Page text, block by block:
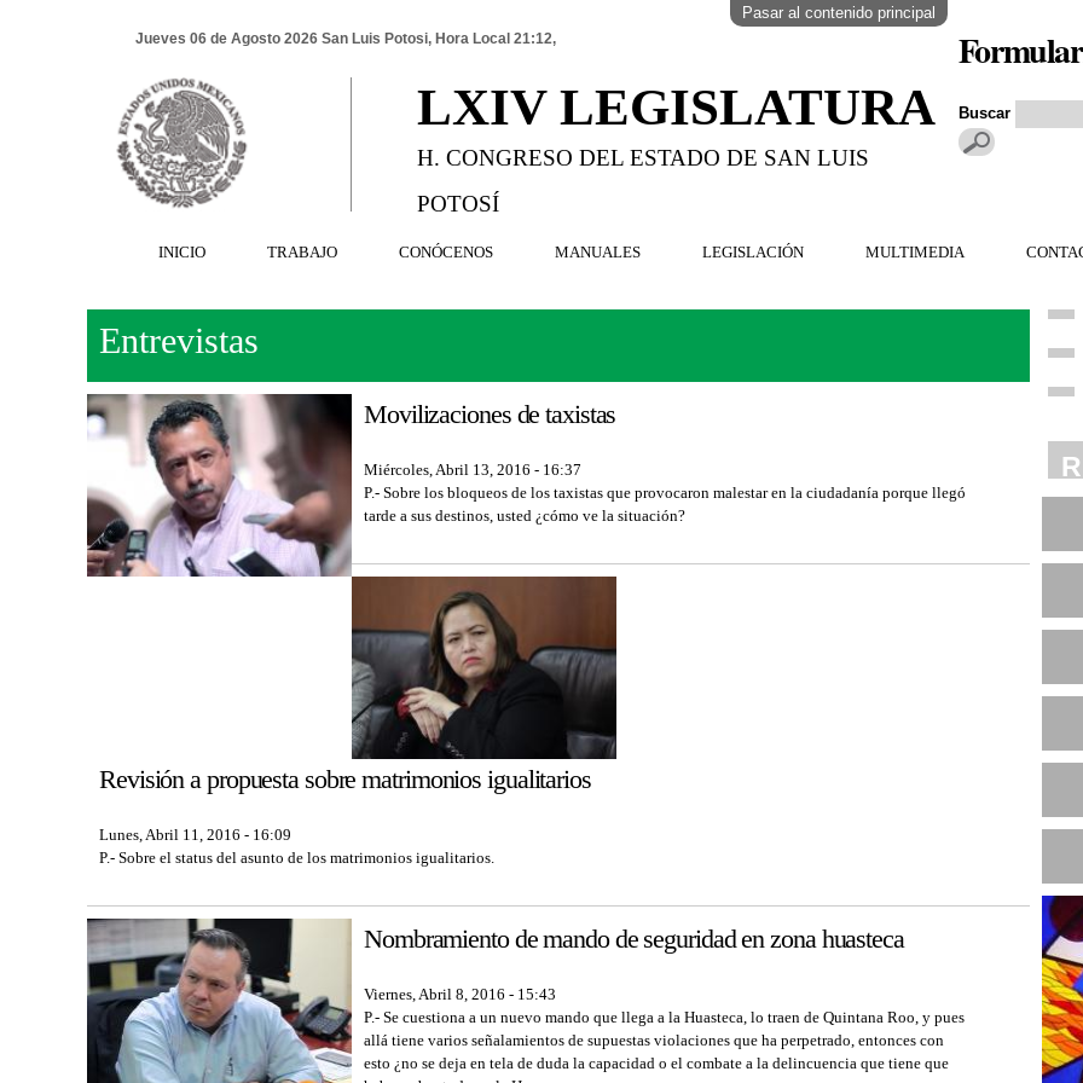
Pasar al contenido principal
Jueves 06 de Agosto 2026 San Luis Potosi, Hora Local 21:12,
Buscar
LXIV LEGISLATURA
H. CONGRESO DEL ESTADO DE SAN LUIS
POTOSÍ
INICIO TRABAJO CONÓCENOS MANUALES LEGISLACIÓN MULTIMEDIA
Entrevistas
Movilizaciones de taxistas
Miércoles, Abril 13, 2016 - 16:37
P.- Sobre los bloqueos de los taxistas que provocaron malestar en la ciudadanía porque llegó
tarde a sus destinos, usted ¿cómo ve la situación?
Revisión a propuesta sobre matrimonios igualitarios
Lunes, Abril 11, 2016 - 16:09
P.- Sobre el status del asunto de los matrimonios igualitarios.
Nombramiento de mando de seguridad en zona huasteca
Viernes, Abril 8, 2016 - 15:43
P.- Se cuestiona a un nuevo mando que llega a la Huasteca, lo traen de Quintana Roo, y pues
allá tiene varios señalamientos de supuestas violaciones que ha perpetrado, entonces con
esto ¿no se deja en tela de duda la capacidad o el combate a la delincuencia que tiene que
R
N